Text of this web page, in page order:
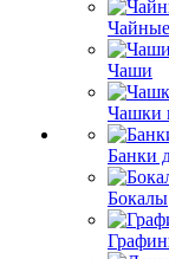
Чаши
Чашки
Банки
Бокалы